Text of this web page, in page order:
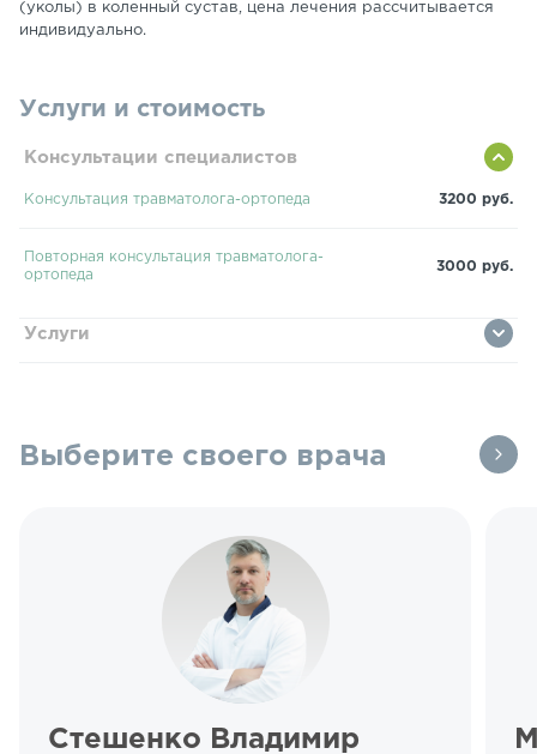
(уколы) в коленный сустав, цена лечения рассчитывается
индивидуально.
Услуги и стоимость
Консультации специалистов
Консультация травматолога-ортопеда 3200 руб.
Повторная консультация травматолога-
ортопеда
3000 руб.
Услуги
Выберите своего врача
Стешенко Владимир